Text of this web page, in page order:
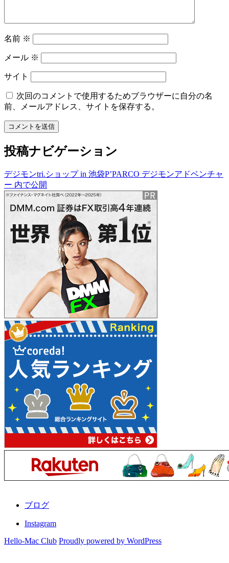
名前 ※
メール ※
サイト
次回のコメントで使用するためブラウザーに自分の名
前、メールアドレス、サイトを保存する。
投稿ナビゲーション
デジモンtri.ショップ in 池袋P’PARCO デジモンアドベンチャ
ー 内で公開
ブログ
Instagram
Hello-Mac Club Proudly powered by WordPress